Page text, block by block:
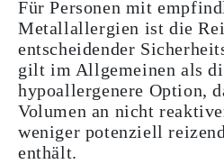
Für Personen mit
Metallallergien ist die
entscheidender
gilt im Allgemeinen als
hypoallergenere Option,
Volumen an nicht
weniger potenziell
enthält.